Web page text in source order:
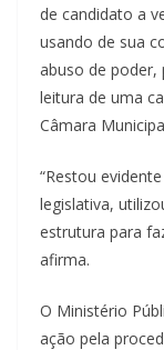
de candidato a
usando de sua
abuso de poder,
leitura de uma
Câmara
“Restou
legislativa,
estrutura para
afirma.
O Ministério
ação pela